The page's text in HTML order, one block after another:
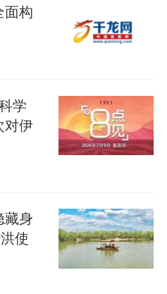
面构
学
对伊
藏身
使